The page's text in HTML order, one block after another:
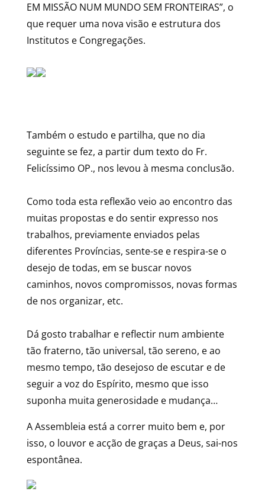
EM MISSÃO NUM MUNDO SEM FRONTEIRAS”, o
que requer uma nova visão e estrutura dos
Institutos e Congregações.
Também o estudo e partilha, que no dia
seguinte se fez, a partir dum texto do Fr.
Felicíssimo OP., nos levou à mesma conclusão.
Como toda esta reflexão veio ao encontro das
muitas propostas e do sentir expresso nos
trabalhos, previamente enviados pelas
diferentes Províncias, sente-se e respira-se o
desejo de todas, em se buscar novos
caminhos, novos compromissos, novas formas
de nos organizar, etc.
Dá gosto trabalhar e reflectir num ambiente
tão fraterno, tão universal, tão sereno, e ao
mesmo tempo, tão desejoso de escutar e de
seguir a voz do Espírito, mesmo que isso
suponha muita generosidade e mudança…
A Assembleia está a correr muito bem e, por
isso, o louvor e acção de graças a Deus, sai-nos
espontânea.